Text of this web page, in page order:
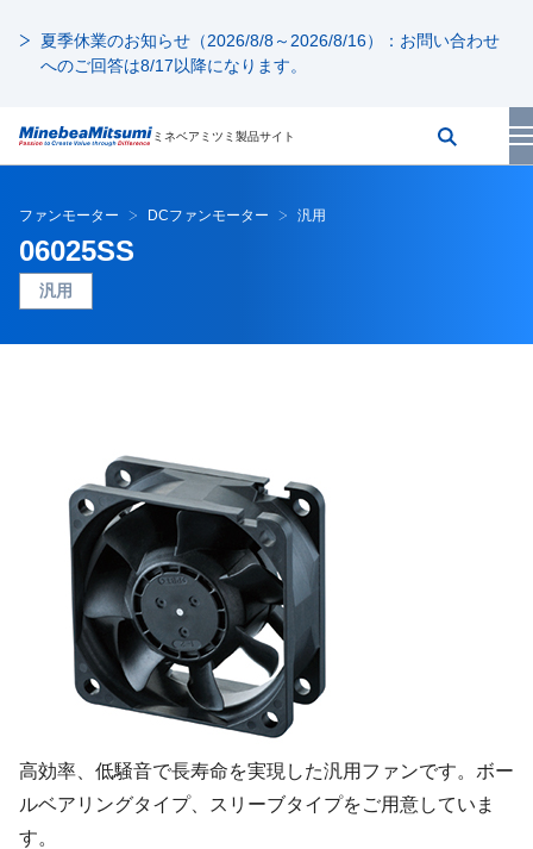
夏季休業のお知らせ（2026/8/8～2026/8/16）：お問い合わせ
へのご回答は8/17以降になります。
ミネベアミツミ製品サイト
ファンモーター DCファンモーター 汎用
06025SS
汎用
高効率、低騒音で長寿命を実現した汎用ファンです。ボー
ルベアリングタイプ、スリーブタイプをご用意していま
す。